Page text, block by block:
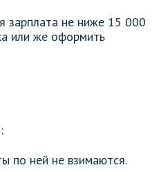
зарплата не ниже 15 000
или же оформить
по ней не взимаются.